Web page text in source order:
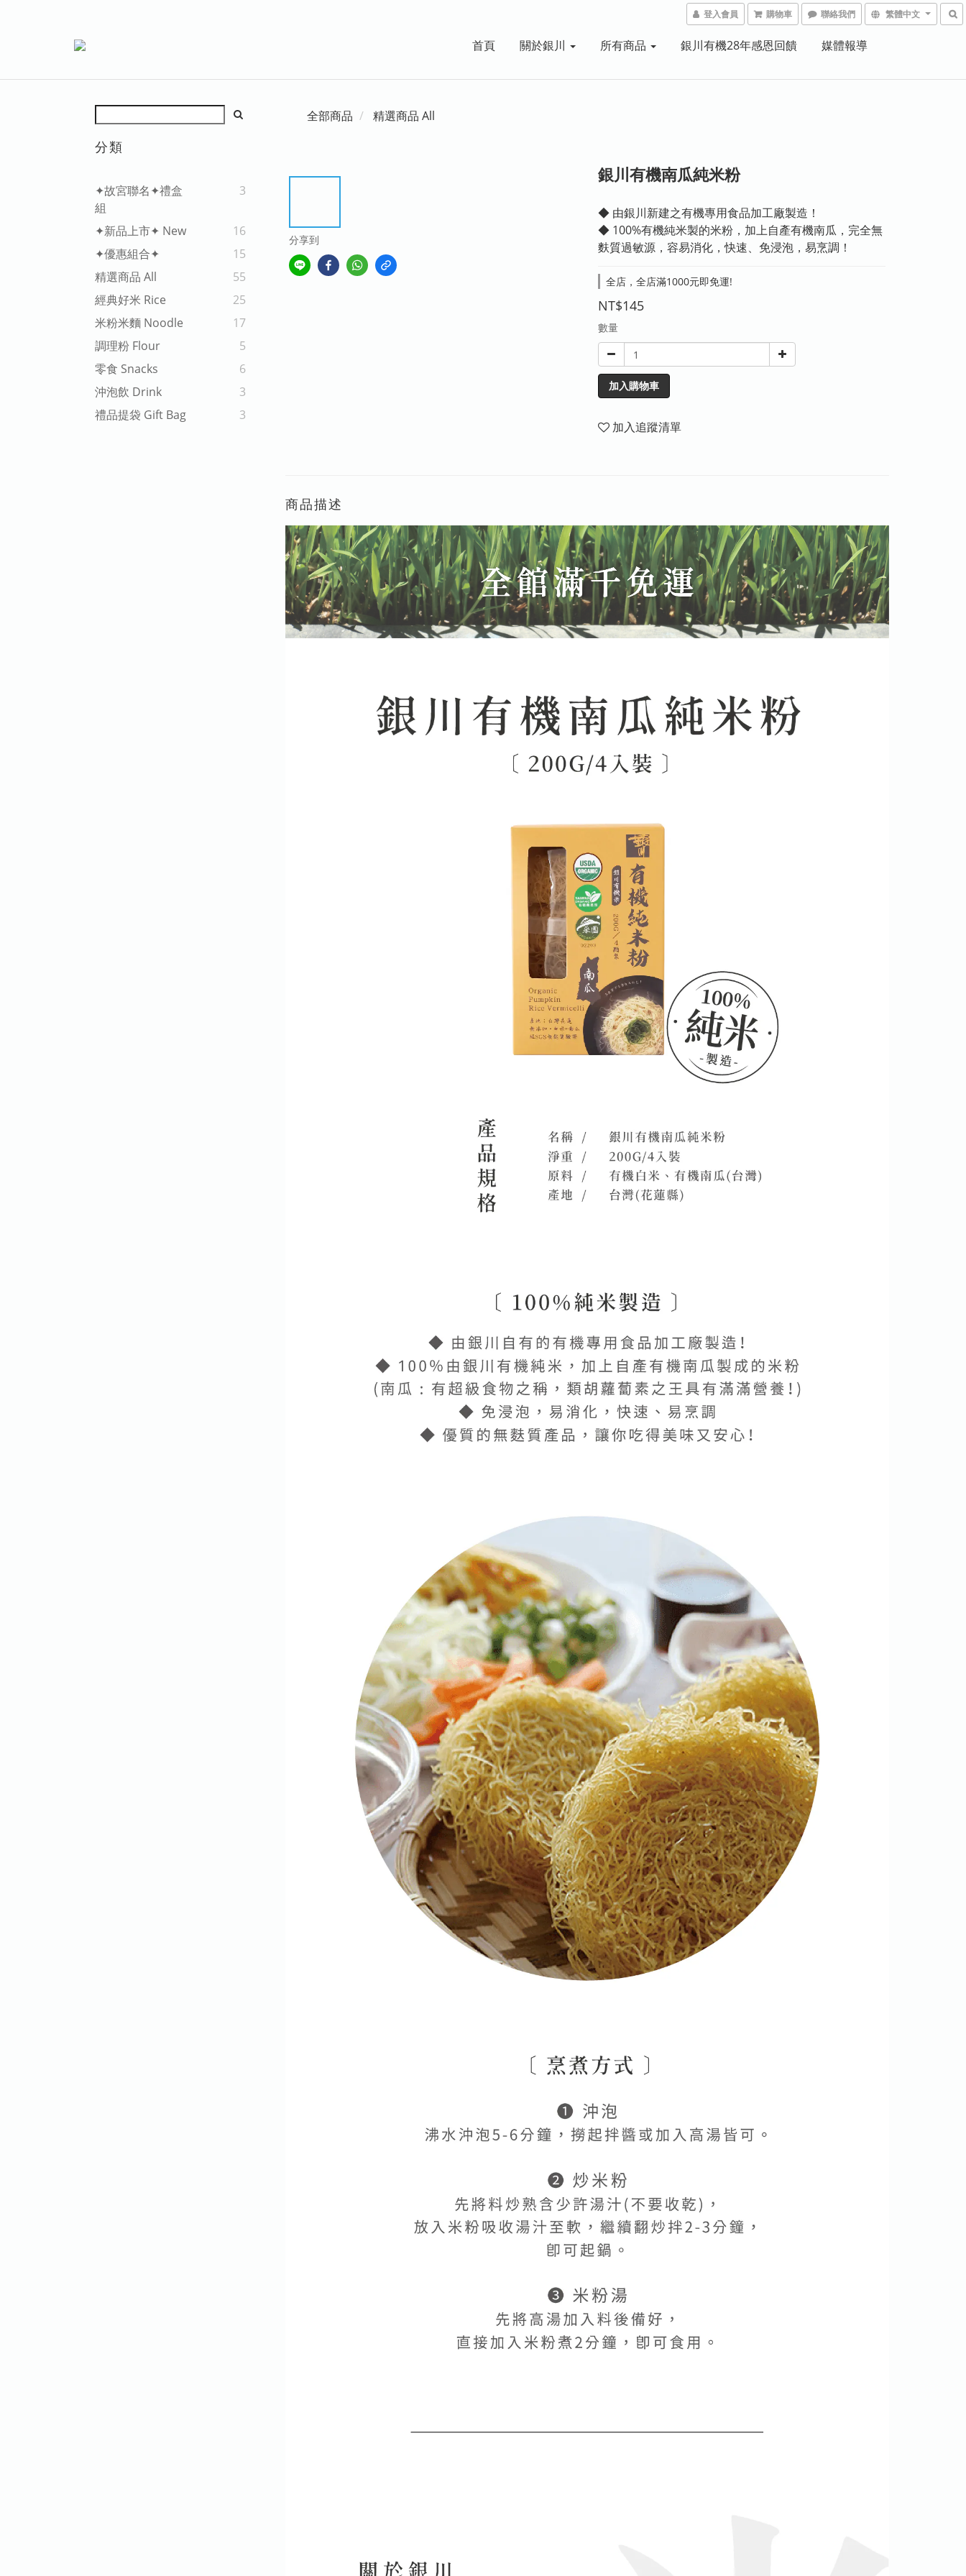
登入會員 購物車 聯絡我們 繁體中文
首頁 關於銀川 所有商品 銀川有機28年感恩回饋 媒體報導
分類
✦故宮聯名✦禮盒
組
3
✦新品上市✦ New
16
✦優惠組合✦
15
精選商品 All
55
經典好米 Rice
25
米粉米麵 Noodle
17
調理粉 Flour
5
零食 Snacks
6
沖泡飲 Drink
3
禮品提袋 Gift Bag
3
全部商品 精選商品 All
分享到
銀川有機南瓜純米粉
◆ 由銀川新建之有機專用食品加工廠製造！
◆ 100%有機純米製的米粉，加上自產有機南瓜，完全無
麩質過敏源，容易消化，快速、免浸泡，易烹調！
全店，全店滿1000元即免運!
NT$145
數量
加入購物車
加入追蹤清單
商品描述